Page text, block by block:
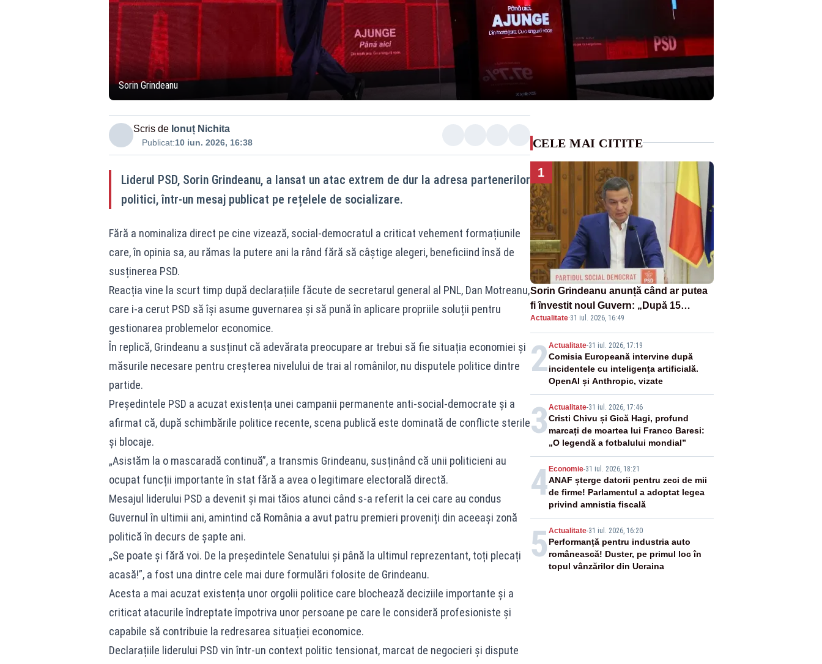
Sorin Grindeanu
Scris de Ionuț Nichita
Publicat:10 iun. 2026, 16:38
Liderul PSD, Sorin Grindeanu, a lansat un atac extrem de dur la adresa partenerilor
politici, într-un mesaj publicat pe rețelele de socializare.
Fără a nominaliza direct pe cine vizează, social-democratul a criticat vehement formațiunile
care, în opinia sa, au rămas la putere ani la rând fără să câștige alegeri, beneficiind însă de
susținerea PSD.
Reacția vine la scurt timp după declarațiile făcute de secretarul general al PNL, Dan Motreanu,
care i-a cerut PSD să își asume guvernarea și să pună în aplicare propriile soluții pentru
gestionarea problemelor economice.
În replică, Grindeanu a susținut că adevărata preocupare ar trebui să fie situația economiei și
măsurile necesare pentru creșterea nivelului de trai al românilor, nu disputele politice dintre
partide.
Președintele PSD a acuzat existența unei campanii permanente anti-social-democrate și a
afirmat că, după schimbările politice recente, scena publică este dominată de conflicte sterile
și blocaje.
„Asistăm la o mascaradă continuă”, a transmis Grindeanu, susținând că unii politicieni au
ocupat funcții importante în stat fără a avea o legitimare electorală directă.
Mesajul liderului PSD a devenit și mai tăios atunci când s-a referit la cei care au condus
Guvernul în ultimii ani, amintind că România a avut patru premieri proveniți din aceeași zonă
politică în decurs de șapte ani.
„Se poate și fără voi. De la președintele Senatului și până la ultimul reprezentant, toți plecați
acasă!”, a fost una dintre cele mai dure formulări folosite de Grindeanu.
Acesta a mai acuzat existența unor orgolii politice care blochează deciziile importante și a
criticat atacurile îndreptate împotriva unor persoane pe care le consideră profesioniste și
capabile să contribuie la redresarea situației economice.
Declarațiile liderului PSD vin într-un context politic tensionat, marcat de negocieri și dispute
CELE MAI CITITE
1
Sorin Grindeanu anunță când ar putea
fi învestit noul Guvern: „După 15
august sunt șanse mai mari”
Actualitate·31 iul. 2026, 16:49
2Actualitate-31 iul. 2026, 17:19
Comisia Europeană intervine după
incidentele cu inteligența artificială.
OpenAI și Anthropic, vizate
3 Actualitate-31 iul. 2026, 17:46
Cristi Chivu și Gică Hagi, profund
marcați de moartea lui Franco Baresi:
„O legendă a fotbalului mondial”
4Economie-31 iul. 2026, 18:21
ANAF șterge datorii pentru zeci de mii
de firme! Parlamentul a adoptat legea
privind amnistia fiscală
5 Actualitate-31 iul. 2026, 16:20
Performanță pentru industria auto
românească! Duster, pe primul loc în
topul vânzărilor din Ucraina